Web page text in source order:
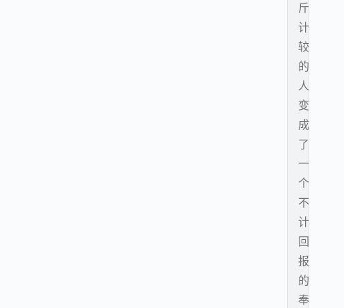
斤
计
较
的
人
变
成
了
一
个
不
计
回
报
的
奉